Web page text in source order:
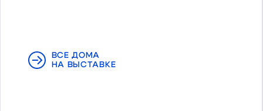
ВСЕ ДОМА
НА ВЫСТАВКЕ